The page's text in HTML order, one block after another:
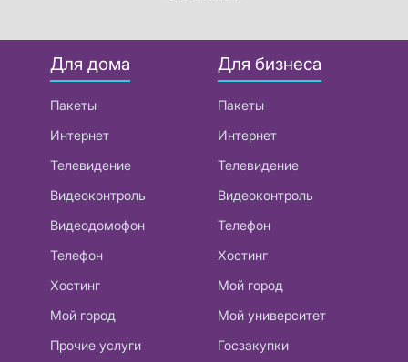
Для дома
Пакеты
Интернет
Телевидение
Видеоконтроль
Видеодомофон
Телефон
Хостинг
Мой город
Прочие услуги
Для бизнеса
Пакеты
Интернет
Телевидение
Видеоконтроль
Телефон
Хостинг
Мой город
Мой университет
Госзакупки